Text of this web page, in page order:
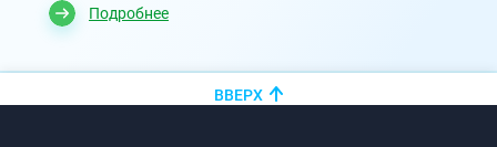
Подробнее
ВВЕРХ